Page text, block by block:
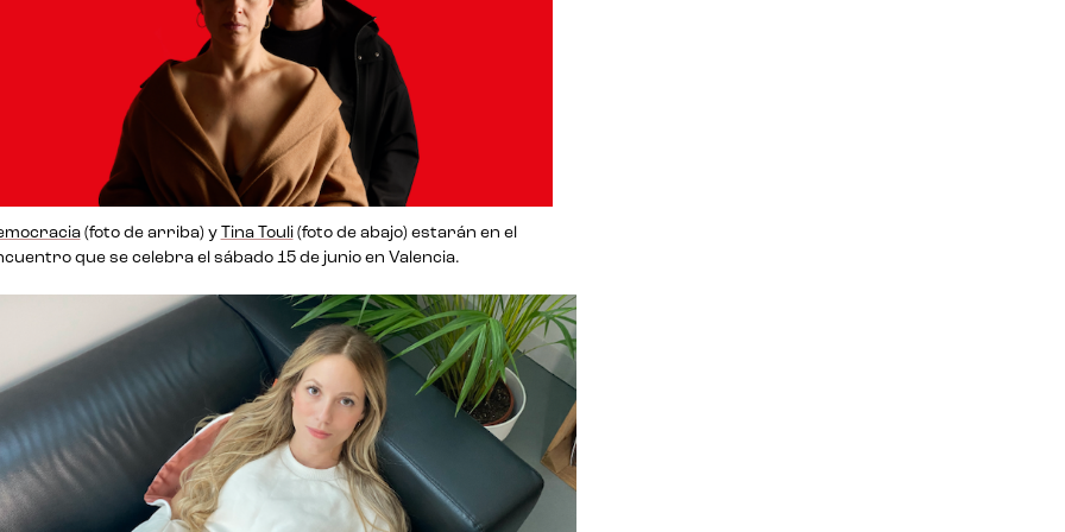
(foto de arriba) y Tina Touli(foto de abajo) estarán en el
que se celebra el sábado 15 de junio en Valencia.